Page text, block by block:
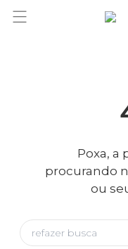
você merece 30%
Poxa, a
procurando
ou